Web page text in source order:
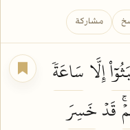
مشاركة
إِلَّا سَاعَةٗ
قَدۡخَسِرَ